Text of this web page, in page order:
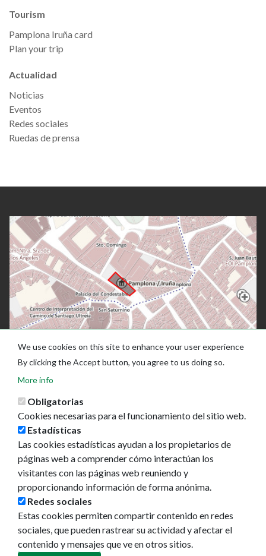
Tourism
Pamplona Iruña card
Plan your trip
Actualidad
Noticias
Eventos
Redes sociales
Ruedas de prensa
Ayuntamiento de Pamplona
Plaza Consistorial, s/n
31001 - Pamplona
948 420 100
pamplona@pamplona.es
We use cookies on this site to enhance your user experience
By clicking the Accept button, you agree to us doing so.
More info
Obligatorias
Cookies necesarias para el funcionamiento del sitio web.
Estadísticas
Las cookies estadísticas ayudan a los propietarios de
páginas web a comprender cómo interactúan los
visitantes con las páginas web reuniendo y
proporcionando información de forma anónima.
Redes sociales
Estas cookies permiten compartir contenido en redes
sociales, que pueden rastrear su actividad y afectar el
contenido y mensajes que ve en otros sitios.